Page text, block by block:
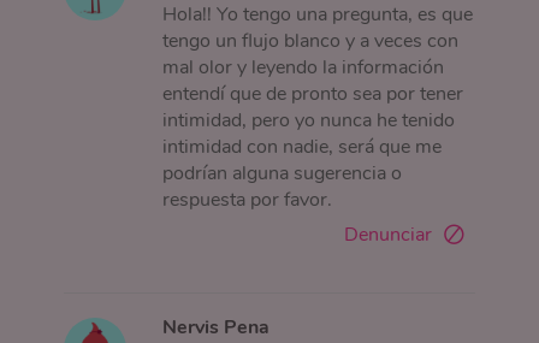
Hola!! Yo tengo una pregunta, es que
tengo un flujo blanco y a veces con
mal olor y leyendo la información
entendí que de pronto sea por tener
intimidad, pero yo nunca he tenido
intimidad con nadie, será que me
podrían alguna sugerencia o
respuesta por favor.
Denunciar
Nervis Pena